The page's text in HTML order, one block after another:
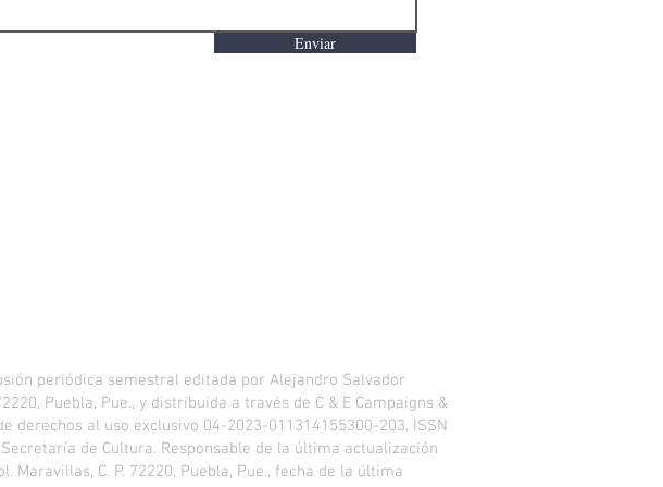
Enviar
periódica semestral editada por Alejandro Salvador
Puebla, Pue., y distribuida a través de C & E Campaigns &
derechos al uso exclusivo 04-2023-011314155300-203. ISSN
de Cultura. Responsable de la última actualización
C. P. 72220, Puebla, Pue., fecha de la última